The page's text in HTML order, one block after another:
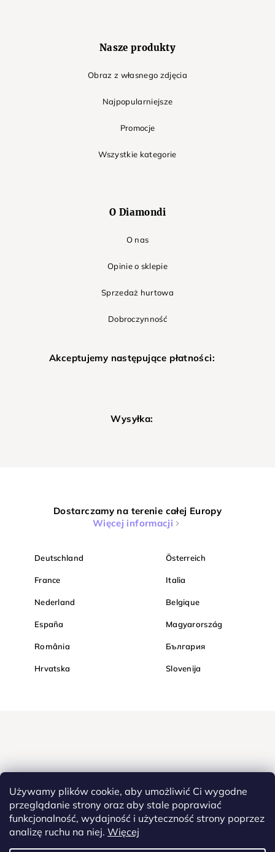
Używamy plików cookie, aby umożliwić Ci wygodne
przeglądanie strony oraz aby stale poprawiać
funkcjonalność, wydajność i użyteczność strony poprzez
analizę ruchu na niej. Więcej
Nasze produkty
Obraz z własnego zdjęcia
Najpopularniejsze
Promocje
Wszystkie kategorie
O Diamondi
O nas
Opinie o sklepie
Sprzedaż hurtowa
Dobroczynność
Akceptujemy następujące płatności:
Wysyłka:
Dostarczamy na terenie całej Europy
Więcej informacji
Deutschland Österreich
France Italia
Nederland Belgique
España Magyarország
România България
Hrvatska Slovenija
Kupuj bezpiecznie w Diamondi. Dzięki protokołowi HTTPS Twoje
poufne dane są całkowicie bezpieczne - wszystkie informacje